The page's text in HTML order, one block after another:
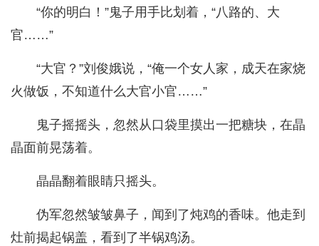
“你的明白！”鬼子用手比划着，“八路的、大
官……”
“大官？”刘俊娥说，“俺一个女人家，成天在家烧
火做饭，不知道什么大官小官……”
鬼子摇摇头，忽然从口袋里摸出一把糖块，在晶
晶面前晃荡着。
晶晶翻着眼睛只摇头。
伪军忽然皱皱鼻子，闻到了炖鸡的香味。他走到
灶前揭起锅盖，看到了半锅鸡汤。